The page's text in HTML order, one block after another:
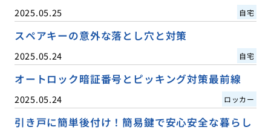
2025.05.25 自宅
スペアキーの意外な落とし穴と対策
2025.05.24 自宅
オートロック暗証番号とピッキング対策最前線
2025.05.24 ロッカー
引き戸に簡単後付け！簡易鍵で安心安全な暮らし